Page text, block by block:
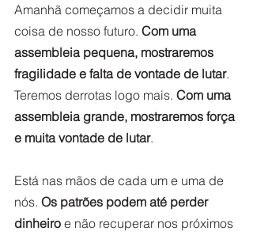
Amanhã começamos a decidir muita
coisa de nosso futuro. Com uma
assembleia pequena, mostraremos
fragilidade e falta de vontade de lutar.
Teremos derrotas logo mais. Com uma
assembleia grande, mostraremos força
e muita vontade de lutar.
Está nas mãos de cada um e uma de
nós. Os patrões podem até perder
dinheiro e não recuperar nos próximos